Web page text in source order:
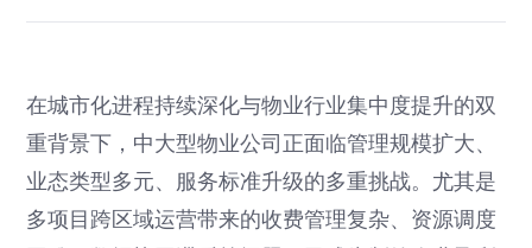
在城市化进程持续深化与物业行业集中度提升的双
重背景下，中大型物业公司正面临管理规模扩大、
业态类型多元、服务标准升级的多重挑战。尤其是
多项目跨区域运营带来的收费管理复杂、资源调度